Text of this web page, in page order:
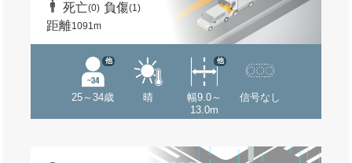
死亡(0) 負傷(1)
距離1091m
25～34歳
他
晴
幅9.0～
13.0m
他
信号なし